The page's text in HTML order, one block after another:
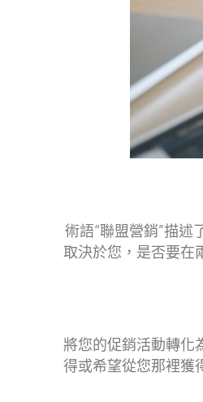
術語“聯盟營銷”描
取決於您，是否要在
將您的促銷活動轉化
得或希望從您那裡獲